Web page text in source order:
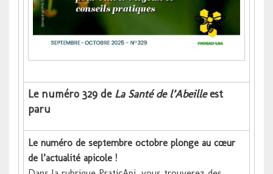
Le numéro 329 de La Santé de l’Abeilleest
paru
Le numéro de septembre octobre plonge au cœur
de l’actualité apicole !